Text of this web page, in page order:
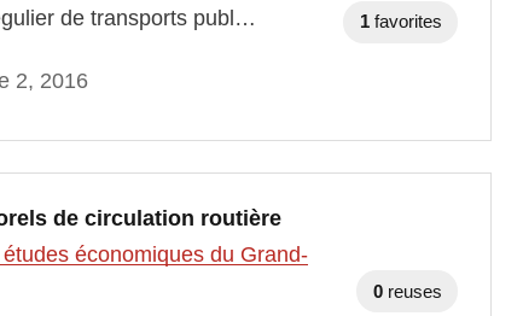
de transports publ…
2, 2016
1 favorites
de circulation routière
économiques du Grand-
0 reuses